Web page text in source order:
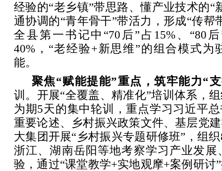
经验的“老乡镇”带思路、懂产业技术的“
通协调的“青年骨干”带活力，形成“传帮
全县第一书记中“70后”占15%、“80
40%，“老经验+新思维”的组合模式为
能。
聚焦“赋能提能”重点，筑牢能力“
训。开展“全覆盖、精准化”培训体系，
为期5天的集中轮训，重点学习习近平
重要论述、乡村振兴政策文件、基层党
大集团开展“乡村振兴专题研修班”，组
浙江、湖南岳阳等地考察学习产业发展
验，通过“课堂教学+实地观摩+案例研讨